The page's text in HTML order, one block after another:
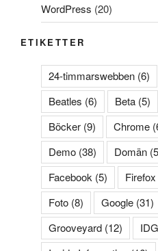
WordPress (20)
ETIKETTER
24-timmarswebben (6)
Beatles (6) Beta (5)
Böcker (9) Chrome
Demo (38) Domän
Facebook (5) Firefox
Foto (8) Google (31)
Grooveyard (12) IDG